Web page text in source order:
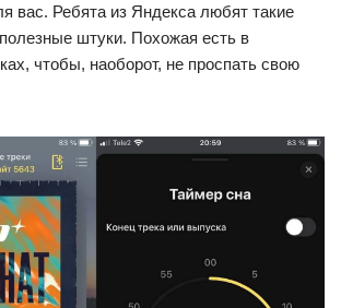
вас. Ребята из Яндекса любят такие
штуки. Похожая есть в
чтобы, наоборот, не проспать свою